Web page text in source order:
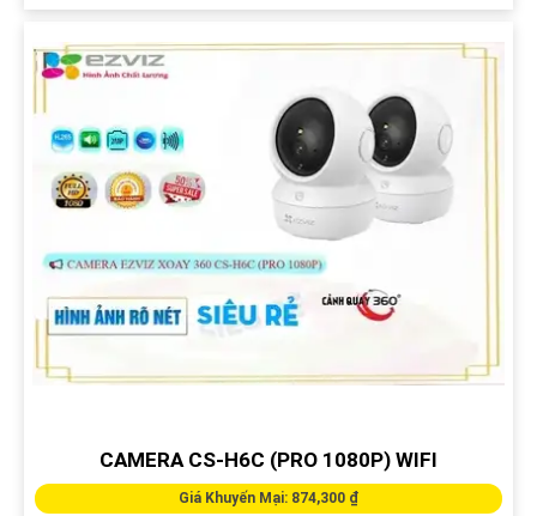
CAMERA CS-H6C (PRO 1080P) WIFI
Giá Khuyến Mại: 874,300 ₫